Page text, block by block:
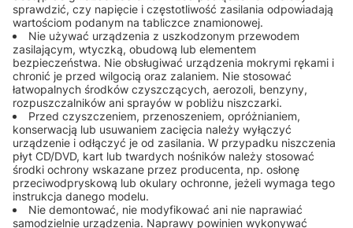
sprawdzić, czy napięcie i częstotliwość zasilania odpowiadają
wartościom podanym na tabliczce znamionowej.
Nie używać urządzenia z uszkodzonym przewodem
zasilającym, wtyczką, obudową lub elementem
bezpieczeństwa. Nie obsługiwać urządzenia mokrymi rękami i
chronić je przed wilgocią oraz zalaniem. Nie stosować
łatwopalnych środków czyszczących, aerozoli, benzyny,
rozpuszczalników ani sprayów w pobliżu niszczarki.
Przed czyszczeniem, przenoszeniem, opróżnianiem,
konserwacją lub usuwaniem zacięcia należy wyłączyć
urządzenie i odłączyć je od zasilania. W przypadku niszczenia
płyt CD/DVD, kart lub twardych nośników należy stosować
środki ochrony wskazane przez producenta, np. osłonę
przeciwodpryskową lub okulary ochronne, jeżeli wymaga tego
instrukcja danego modelu.
Nie demontować, nie modyfikować ani nie naprawiać
samodzielnie urządzenia. Naprawy powinien wykonywać